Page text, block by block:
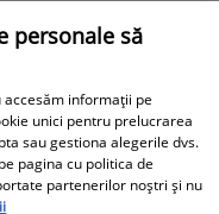
personale să
informații pe
unici pentru prelucrarea
sau gestiona alegerile dvs.
pagina cu politica de
partenerilor noștri și nu